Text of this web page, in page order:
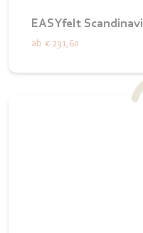
EASYfelt
ab € 291,60